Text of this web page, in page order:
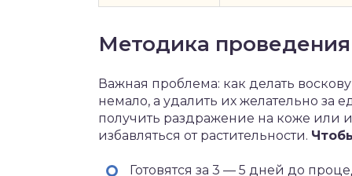
Методика проведения
Важная проблема: как делать
немало, а удалить их желательно
получить раздражение на коже или
избавляться от растительности.
Готовятся за 3 — 5 дней до